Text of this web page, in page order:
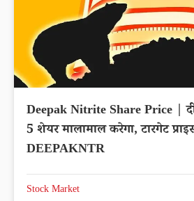
Deepak Nitrite Share Price |
5 शेयर मालामाल करेगा, टारगेट
DEEPAKNTR
Stock Market